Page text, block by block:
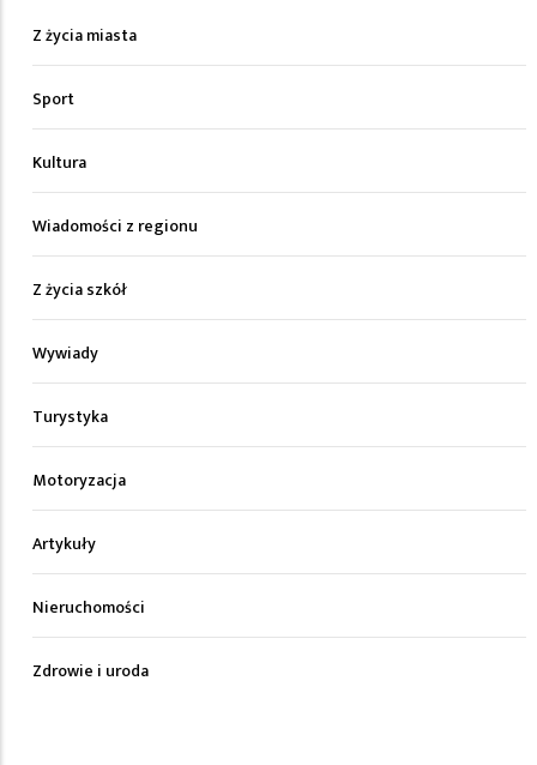
Z życia miasta
Sport
Kultura
Wiadomości z regionu
Z życia szkół
Wywiady
Turystyka
Motoryzacja
Artykuły
Nieruchomości
Zdrowie i uroda